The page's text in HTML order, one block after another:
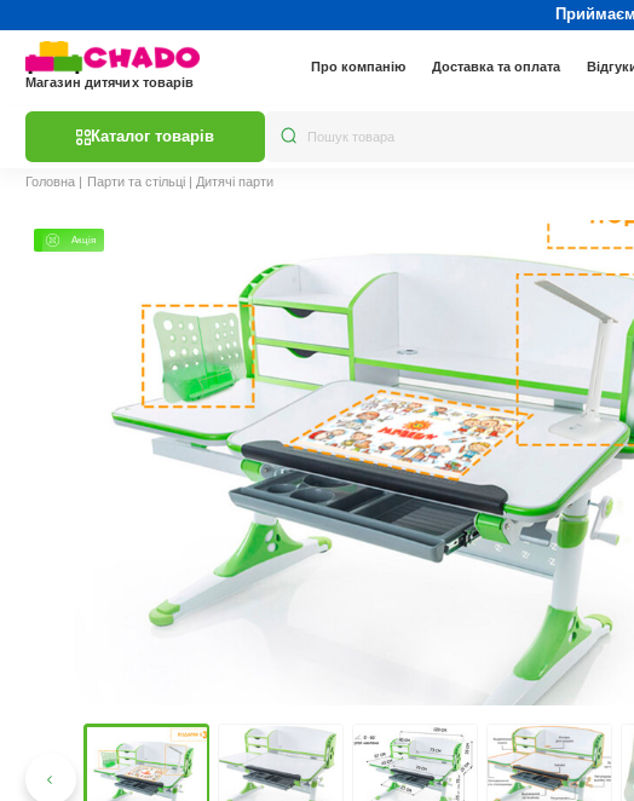
Магазин дитячих товарів
Про компанію Доставка та оплата
Каталог товарів
Головна | Парти та стільці| Дитячі парти
Акція